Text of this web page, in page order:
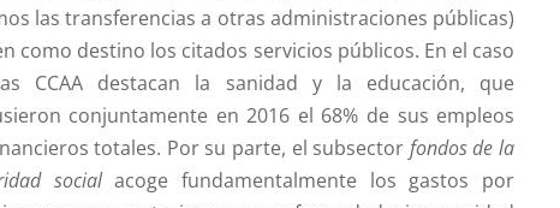
las transferencias a otras administraciones públicas)
como destino los citados servicios públicos. En el caso
CCAA destacan la sanidad y la educación, que
conjuntamente en 2016 el 68% de sus empleos
totales. Por su parte, el subsector fondos de la
socialacoge fundamentalmente los gastos por